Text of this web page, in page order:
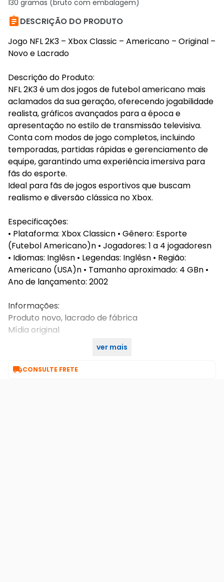
130 gramas (bruto com embalagem)
DESCRIÇÃO DO PRODUTO
Jogo NFL 2K3 – Xbox Classic – Americano – Original –
Novo e Lacrado
Descrição do Produto:
NFL 2K3 é um dos jogos de futebol americano mais
aclamados da sua geração, oferecendo jogabilidade
realista, gráficos avançados para a época e
apresentação no estilo de transmissão televisiva.
Conta com modos de jogo completos, incluindo
temporadas, partidas rápidas e gerenciamento de
equipe, garantindo uma experiência imersiva para
fãs do esporte.
Ideal para fãs de jogos esportivos que buscam
realismo e diversão clássica no Xbox.
Especificações:
• Plataforma: Xbox Classicn • Gênero: Esporte
(Futebol Americano)n • Jogadores: 1 a 4 jogadoresn
• Idiomas: Inglêsn • Legendas: Inglêsn • Região:
Americano (USA)n • Tamanho aproximado: 4 GBn •
Ano de lançamento: 2002
Informações:
Produto novo, lacrado de fábrica
Mídia original
ver mais
CONSULTE FRETE